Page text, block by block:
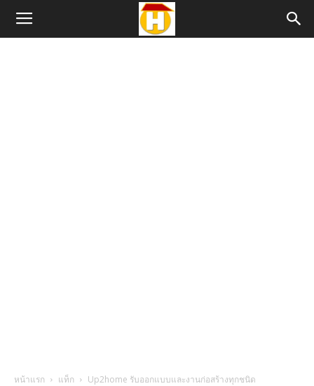
หน้าแรก แท็ก Up2home รับออกแบบและงานก่อสร้างทุกชนิด